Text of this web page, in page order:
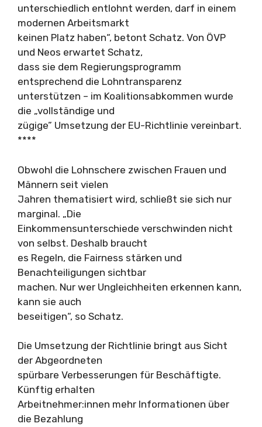
unterschiedlich entlohnt werden, darf in einem
modernen Arbeitsmarkt
keinen Platz haben“, betont Schatz. Von ÖVP
und Neos erwartet Schatz,
dass sie dem Regierungsprogramm
entsprechend die Lohntransparenz
unterstützen – im Koalitionsabkommen wurde
die „vollständige und
zügige” Umsetzung der EU-Richtlinie vereinbart.
****
Obwohl die Lohnschere zwischen Frauen und
Männern seit vielen
Jahren thematisiert wird, schließt sie sich nur
marginal. „Die
Einkommensunterschiede verschwinden nicht
von selbst. Deshalb braucht
es Regeln, die Fairness stärken und
Benachteiligungen sichtbar
machen. Nur wer Ungleichheiten erkennen kann,
kann sie auch
beseitigen“, so Schatz.
Die Umsetzung der Richtlinie bringt aus Sicht
der Abgeordneten
spürbare Verbesserungen für Beschäftigte.
Künftig erhalten
Arbeitnehmer:innen mehr Informationen über
die Bezahlung